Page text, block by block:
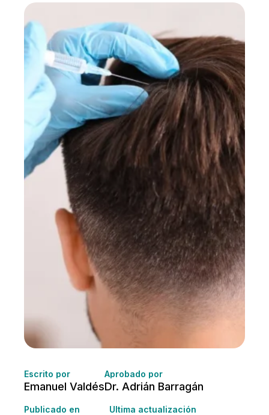
Escrito por
Emanuel Valdés
Aprobado por
Dr. Adrián Barragán
Publicado en Última actualización